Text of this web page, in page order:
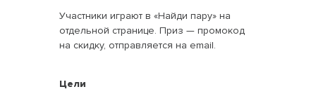
Участники играют в «Найди пару» на
отдельной странице. Приз — промокод
на скидку, отправляется на email.
Цели